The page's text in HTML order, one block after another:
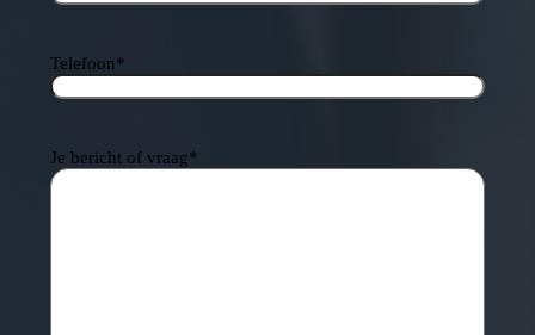
Telefoon*
Je bericht of vraag*